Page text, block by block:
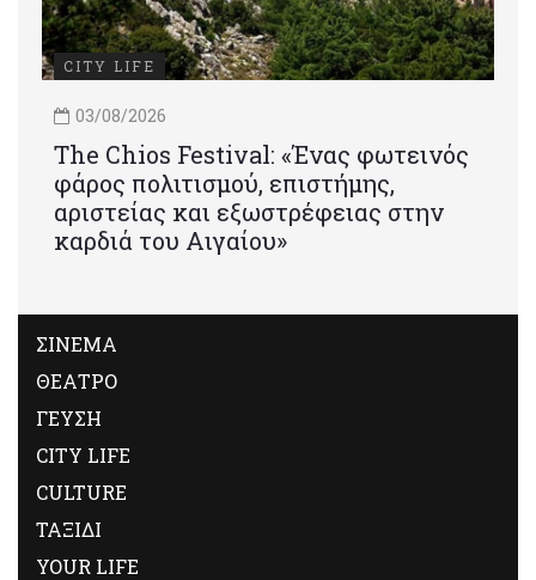
CITY LIFE
03/08/2026
Τhe Chios Festival: «Ένας φωτεινός
φάρος πολιτισμού, επιστήμης,
αριστείας και εξωστρέφειας στην
καρδιά του Αιγαίου»
ΣΙΝΕΜΑ
ΘΕΑΤΡΟ
ΓΕΥΣΗ
CITY LIFE
CULTURE
ΤΑΞΙΔΙ
YOUR LIFE